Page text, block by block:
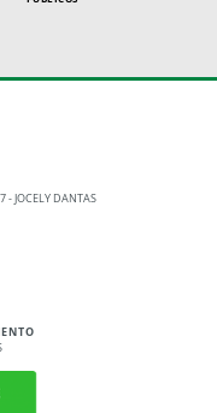
- JOCELY DANTAS